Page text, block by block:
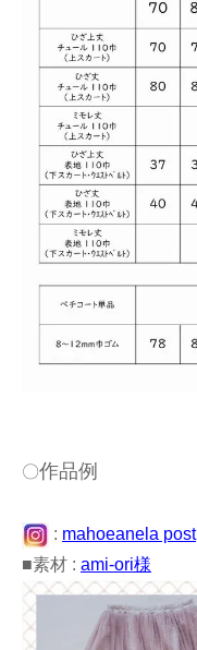
〇作品例
: mahoeanela post
■素材 : ami-ori様